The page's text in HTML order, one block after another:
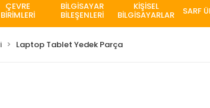
ÇEVRE
BİRİMLERİ
BİLGİSAYAR
BİLEŞENLERİ
KİŞİSEL
BİLGİSAYARLAR SARF
Laptop Tablet Yedek Parça